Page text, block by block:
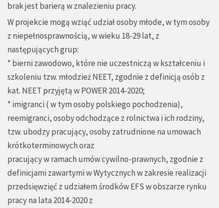
brak jest barierą w znalezieniu pracy.
W projekcie mogą wziąć udział osoby młode, w tym osoby
z niepełnosprawnością, w wieku 18-29 lat, z
następujących grup:
* bierni zawodowo, które nie uczestniczą w kształceniu i
szkoleniu tzw. młodzież NEET, zgodnie z definicją osób z
kat. NEET przyjętą w POWER 2014-2020;
* imigranci ( w tym osoby polskiego pochodzenia),
reemigranci, osoby odchodzące z rolnictwa i ich rodziny,
tzw. ubodzy pracujący, osoby zatrudnione na umowach
krótkoterminowych oraz
pracujący w ramach umów cywilno-prawnych, zgodnie z
definicjami zawartymi w Wytycznych w zakresie realizacji
przedsięwzięć z udziałem środków EFS w obszarze rynku
pracy na lata 2014-2020 z